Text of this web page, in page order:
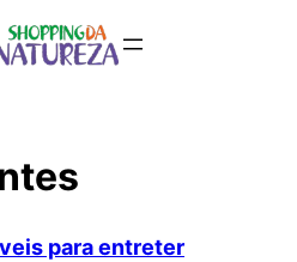
para entreter